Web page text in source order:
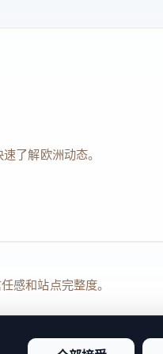
了解欧洲动态。
感和站点完整度。